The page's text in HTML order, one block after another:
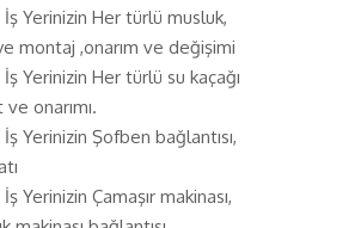
Yerinizin Her türlü musluk,
montaj ,onarım ve değişimi
Yerinizin Her türlü su kaçağı
onarımı.
Yerinizin Şofben bağlantısı,
Yerinizin Çamaşır makinası,